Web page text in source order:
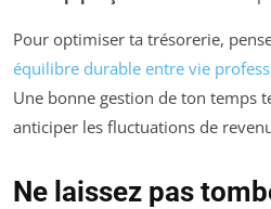
Pour optimiser ta trésorerie,
équilibre durable entre vie
Une bonne gestion de ton temps
anticiper les fluctuations de
Ne laissez pas